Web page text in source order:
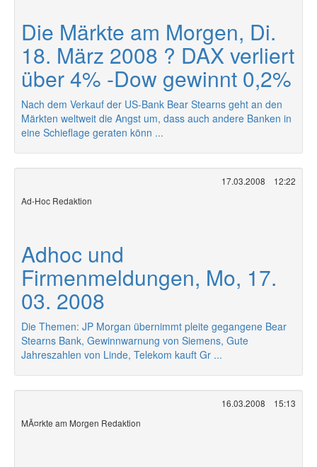
Die Märkte am Morgen, Di.
18. März 2008 ? DAX verliert
über 4% -Dow gewinnt 0,2%
Nach dem Verkauf der US-Bank Bear Stearns geht an den
Märkten weltweit die Angst um, dass auch andere Banken in
eine Schieflage geraten könn ...
17.03.2008
12:22
Ad-Hoc Redaktion
Adhoc und
Firmenmeldungen, Mo, 17.
03. 2008
Die Themen: JP Morgan übernimmt pleite gegangene Bear
Stearns Bank, Gewinnwarnung von Siemens, Gute
Jahreszahlen von Linde, Telekom kauft Gr ...
16.03.2008
15:13
MÃ¤rkte am Morgen Redaktion